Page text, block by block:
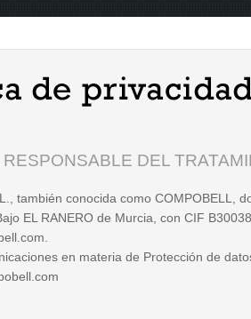
DEL
también conocida como COMPOBELL,
EL RANERO de Murcia, con CIF
en materia de Protección de